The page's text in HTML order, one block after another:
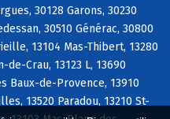
30128 Garons, 30230
30510 Générac, 30800
13104 Mas-Thibert, 13280
Crau, 13123 L, 13690
Baux-de-Provence, 13910
13520 Paradou, 13210 St-